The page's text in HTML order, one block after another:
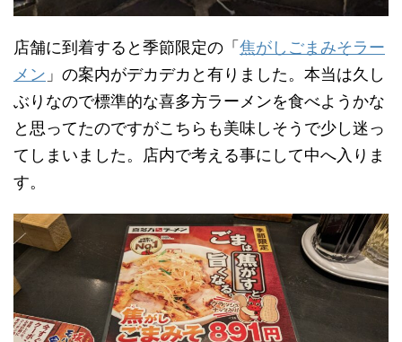
店舗に到着すると季節限定の「 焦がしごまみそラー
メン 」の案内がデカデカと有りました。本当は久し
ぶりなので標準的な喜多方ラーメンを食べようかな
と思ってたのですがこちらも美味しそうで少し迷っ
てしまいました。店内で考える事にして中へ入りま
す。